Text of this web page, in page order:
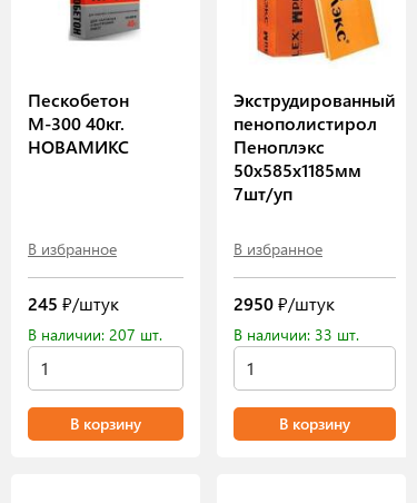
Пескобетон
М-300 40кг.
НОВАМИКС
В избранное
245 ₽/штук
В наличии: 207 шт.
В корзину
Экструдированный
пенополистирол
Пеноплэкс
50х585х1185мм
7шт/уп
В избранное
2950₽/штук
В наличии: 33 шт.
В корзину